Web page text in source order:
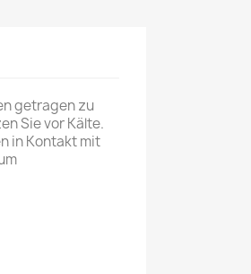
getragen zu
Sie vor Kälte.
in Kontakt mit